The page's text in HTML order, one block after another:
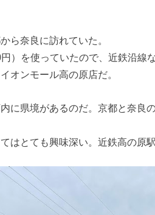
ら奈良に訪れていた。
）を使っていたので、近鉄沿線
オンモール高の原店だ。
に県境があるのだ。京都と奈良
はとても興味深い。近鉄高の原